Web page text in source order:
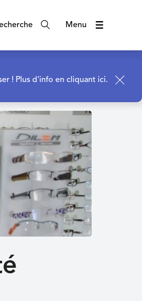
! Plus d'info en cliquant ici.
recherche Menu